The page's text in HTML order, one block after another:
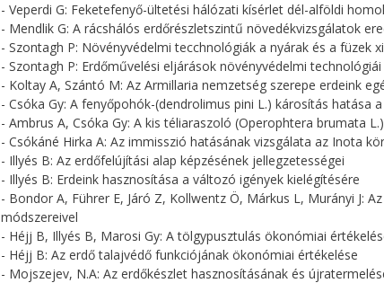
- Veperdi G: Feketefenyő-ültetési hálózati kísérlet dél-alföldi
- Mendlik G: A rácshálós erdőrészletszintű növedékvizsgálatok
- Szontagh P: Növényvédelmi tecchnológiák a nyárak és a füzek
- Szontagh P: Erdőművelési eljárások növényvédelmi
- Koltay A, Szántó M: Az Armillaria nemzetség szerepe erdeink
- Csóka Gy: A fenyőpohók-(dendrolimus pini L.) károsítás hatása
- Ambrus A, Csóka Gy: A kis téliaraszoló (Operophtera brumata
- Csókáné Hirka A: Az immisszió hatásának vizsgálata az Inota
- Illyés B: Az erdőfelújítási alap képzésének jellegzetességei
- Illyés B: Erdeink hasznosítása a változó igények kielégítésére
- Bondor A, Führer E, Járó Z, Kollwentz Ö, Márkus L, Murányi J:
módszereivel
- Héjj B, Illyés B, Marosi Gy: A tölgypusztulás ökonómiai
- Héjj B: Az erdő talajvédő funkciójának ökonómiai értékelése
- Mojszejev, N.A: Az erdőkészlet hasznosításának és